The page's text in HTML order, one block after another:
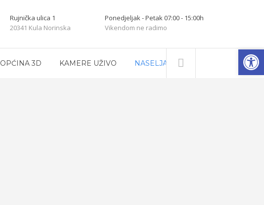
Rujnička ulica 1
20341 Kula Norinska
Ponedjeljak - Petak 07:00 - 15:00h
Vikendom ne radimo
OPĆINA 3D KAMERE UŽIVO NASELJA